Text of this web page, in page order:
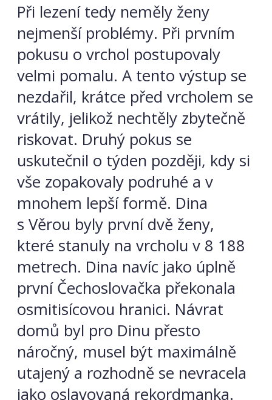
Při lezení tedy neměly ženy
nejmenší problémy. Při prvním
pokusu o vrchol postupovaly
velmi pomalu. A tento výstup se
nezdařil, krátce před vrcholem se
vrátily, jelikož nechtěly zbytečně
riskovat. Druhý pokus se
uskutečnil o týden později, kdy si
vše zopakovaly podruhé a v
mnohem lepší formě. Dina
s Věrou byly první dvě ženy,
které stanuly na vrcholu v 8 188
metrech. Dina navíc jako úplně
první Čechoslovačka překonala
osmitisícovou hranici. Návrat
domů byl pro Dinu přesto
náročný, musel být maximálně
utajený a rozhodně se nevracela
jako oslavovaná rekordmanka.